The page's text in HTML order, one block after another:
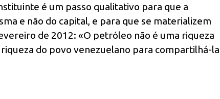
é um passo qualitativo para que a
e não do capital, e para que se materializem
de 2012: «O petróleo não é uma riqueza
do povo venezuelano para compartilhá-la